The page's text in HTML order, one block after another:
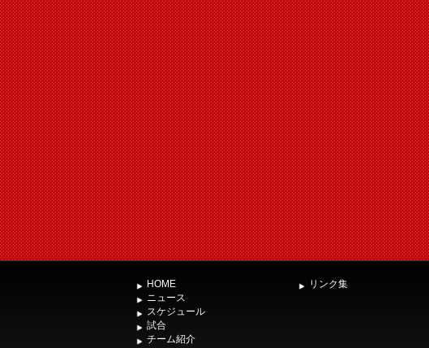
HOME
ニュース
スケジュール
試合
チーム紹介
リンク集